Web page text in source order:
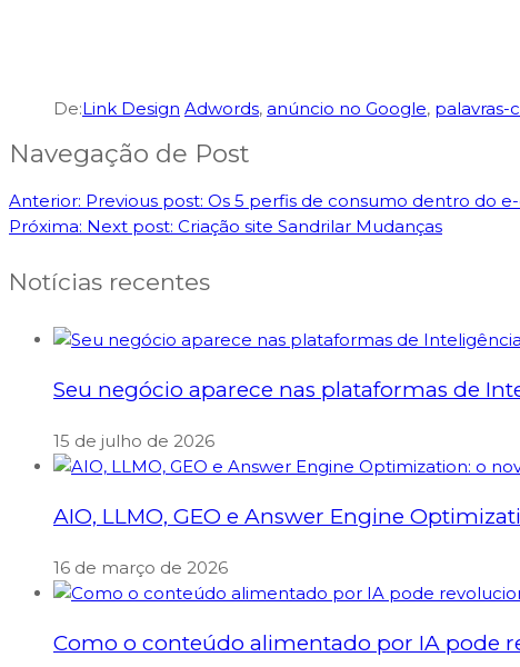
De:Link Design Adwords, anúncio no Google, palavras-
Navegação de Post
Anterior: Previous post: Os 5 perfis de consumo dentro do
Próxima: Next post: Criação site Sandrilar Mudanças
Notícias recentes
Seu negócio aparece nas plataformas de
15 de julho de 2026
AIO, LLMO, GEO e Answer Engine
16 de março de 2026
Como o conteúdo alimentado por IA pode